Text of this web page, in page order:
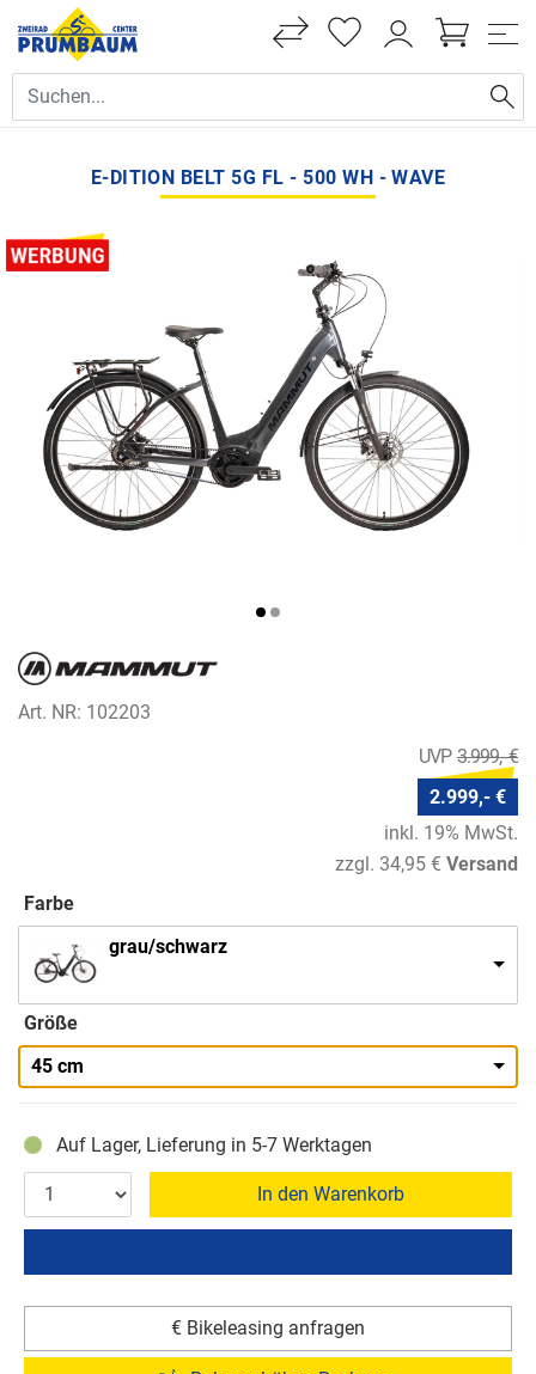
E-DITION BELT 5G FL - 500 WH - WAVE
Art. NR: 102203
3.999,- €
2.999,- €
inkl. 19% MwSt.
zzgl. 34,95 € Versand
Farbe
grau/schwarz
Größe
45 cm
Auf Lager, Lieferung in 5-7 Werktagen
In den Warenkorb
€ Bikeleasing anfragen